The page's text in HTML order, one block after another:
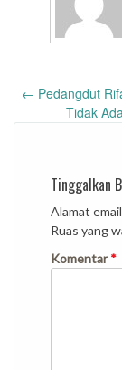
Post
navigation
← Pedangdut
Tidak
Tinggalkan
Alamat
Ruas yang
Komentar*